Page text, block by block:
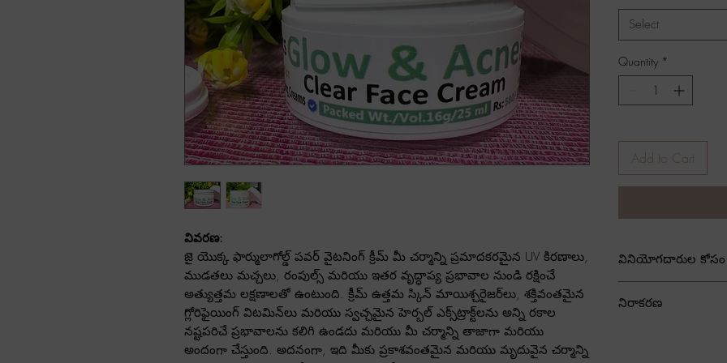
వివరణ:
జై యొక్క ఫార్ములాగోల్డ్ పవర్ వైటనింగ్ క్రీమ్ మీ చర్మాన్ని ప్రమాదకరమైన UV కిరణాలు,
ముడతలు మచ్చలు, రంపుల్స్ మరియు ఇతర వృద్ధాప్య ప్రభావాల నుండి రక్షించే
అత్యుత్తమ లక్షణాలతో ఉంటుంది. క్రీమ్ ఉత్తమ స్కిన్ మాయిశ్చరైజర్‌లు, శక్తివంతమైన
గ్లోరిఫైయింగ్ విటమిన్‌లు మరియు స్వచ్ఛమైన హెర్బల్ ఎక్స్‌ట్రాక్ట్‌లను అన్ని రకాల
నష్టపరిచే ప్రభావాలను కలిగి ఉండదు మరియు మీ చర్మాన్ని తాజాగా మరియు
అందంగా చేస్తుంది. అదనంగా, ఇది మీకు ప్రకాశవంతమైన మరియు మృదువైన చర్మాన్ని
Select
Quantity *
Add to Cart
వినియోగదారుల
నిరాకరణ